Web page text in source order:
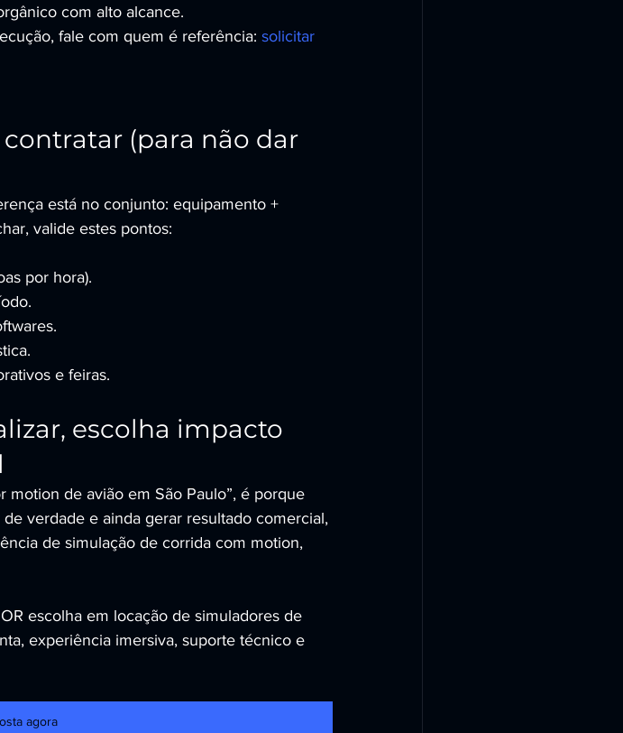
com alto alcance.
fale com quem é referência: solicitar
(para não dar
está no conjunto: equipamento +
valide estes pontos:
por hora).
e feiras.
escolha impacto
de avião em São Paulo”, é porque
verdade e ainda gerar resultado comercial,
de simulação de corrida com motion,
escolha em locação de simuladores de
experiência imersiva, suporte técnico e
agora